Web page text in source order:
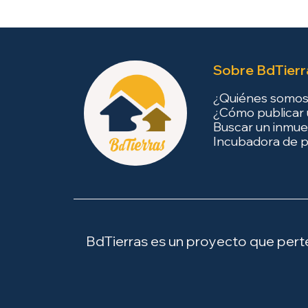
Sobre
¿Quiénes
¿Cómo
Buscar un
Incubadora de
BdTierras es un proyecto que